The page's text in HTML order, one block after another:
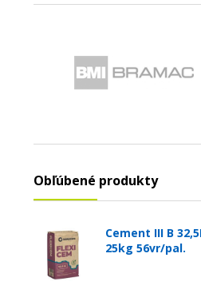
Obľúbené produkty
Cement III B
25kg 56vr/pal.